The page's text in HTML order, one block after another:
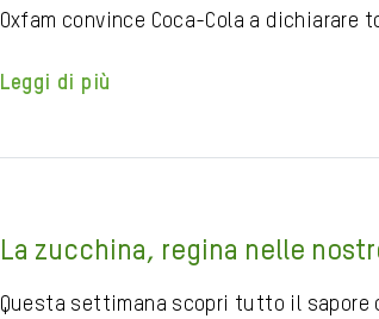
Oxfam convince Coca-Cola a dichiarare
Leggi di più
La zucchina, regina nelle
Questa settimana scopri tutto il sapore